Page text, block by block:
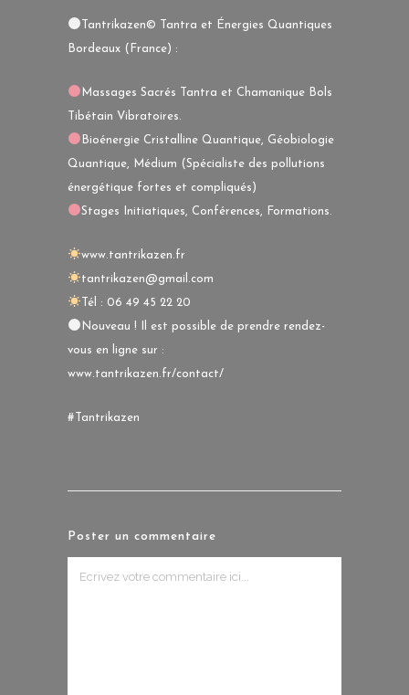
Tantrikazen© Tantra et Énergies Quantiques
Bordeaux (France) :
Massages Sacrés Tantra et Chamanique Bols
Tibétain Vibratoires.
Bioénergie Cristalline Quantique, Géobiologie
Quantique, Médium (Spécialiste des pollutions
énergétique fortes et compliqués)
Stages Initiatiques, Conférences, Formations.
www.tantrikazen.fr
tantrikazen@gmail.com
Tél : 06 49 45 22 20
Nouveau ! Il est possible de prendre rendez-
vous en ligne sur :
www.tantrikazen.fr/contact/
#Tantrikazen
Poster un commentaire